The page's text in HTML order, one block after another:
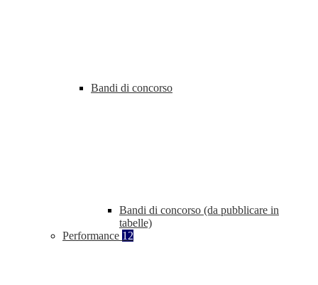
Bandi di concorso
Bandi di concorso (da pubblicare in
tabelle)
Performance 12